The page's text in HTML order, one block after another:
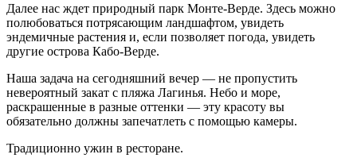
Далее нас ждет природный парк Монте-Верде. Здесь можно
полюбоваться потрясающим ландшафтом, увидеть
эндемичные растения и, если позволяет погода, увидеть
другие острова Кабо-Верде.
Наша задача на сегодняшний вечер — не пропустить
невероятный закат с пляжа Лагинья. Небо и море,
раскрашенные в разные оттенки — эту красоту вы
обязательно должны запечатлеть с помощью камеры.
Традиционно ужин в ресторане.